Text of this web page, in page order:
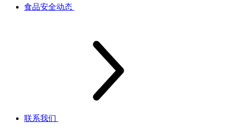
食品安全动态
联系我们